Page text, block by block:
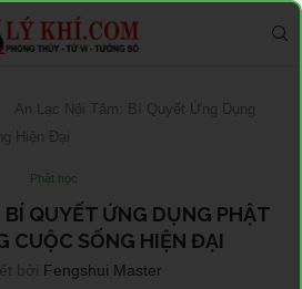
An Lạc Nội Tâm: Bí Quyết Ứng Dụng
Hiện Đại
Phật học
QUYẾT ỨNG DỤNG PHẬT
CUỘC SỐNG HIỆN ĐẠI
bởi Fengshui Master